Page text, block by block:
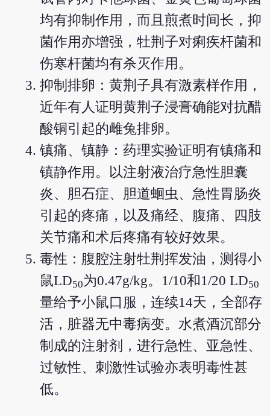
均有抑制作用，而且煎煮时间长，抑
菌作用亦增强，牡荆子对痢疾杆菌和
伤寒杆菌均有杀灭作用。
抑制排卵：黄荆子具有激素样作用，
近年有人证明黄荆子浸膏确能对抗醋
酸铜引起的雌兔排卵。
镇痛、镇静：药理实验证明有镇痛和
镇静作用。以注射液治疗急性胆囊
炎、胆石症、胆道蛔虫、急性胃肠炎
引起的疼痛，以及痛经、腹痛、四肢
关节痛和术后疼痛有较好效果。
毒性：腹腔注射牡荆挥发油，测得小
鼠LD50为0.47g/kg。1/10和1/20 LD50
量给予小鼠口服，连续14天，全部存
活，脏器无中毒病变。水煮酒沉部分
制成的注射剂，进行急性、亚急性、
过敏性、刺激性试验亦表明毒性甚
低。